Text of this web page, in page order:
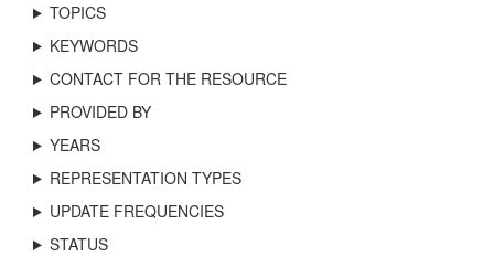
TOPICS
KEYWORDS
CONTACT FOR THE RESOURCE
PROVIDED BY
YEARS
REPRESENTATION TYPES
UPDATE FREQUENCIES
STATUS